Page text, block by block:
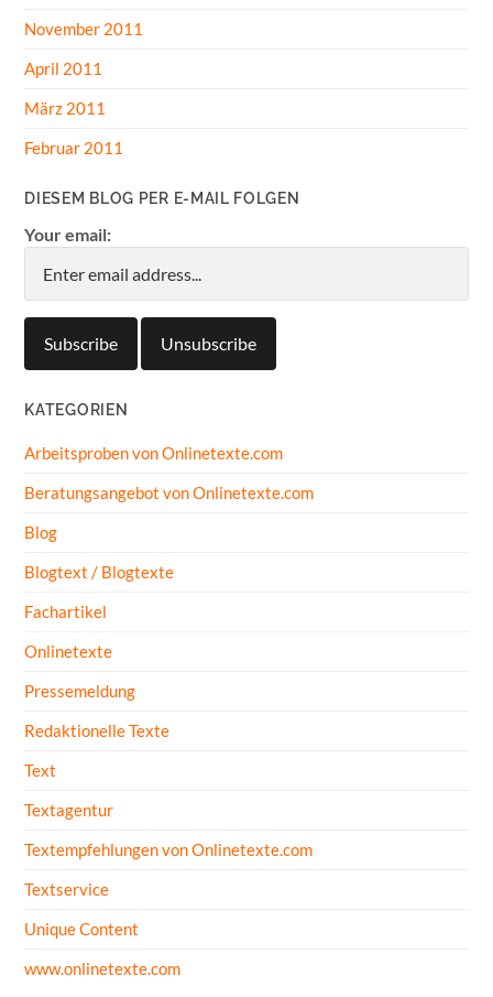
November 2011
April 2011
März 2011
Februar 2011
DIESEM BLOG PER E-MAIL FOLGEN
Your email:
KATEGORIEN
Arbeitsproben von Onlinetexte.com
Beratungsangebot von Onlinetexte.com
Blog
Blogtext / Blogtexte
Fachartikel
Onlinetexte
Pressemeldung
Redaktionelle Texte
Text
Textagentur
Textempfehlungen von Onlinetexte.com
Textservice
Unique Content
www.onlinetexte.com